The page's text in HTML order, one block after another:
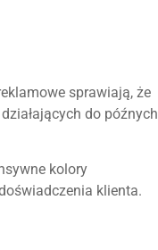
sprawiają, że
do późnych
kolory
klienta.